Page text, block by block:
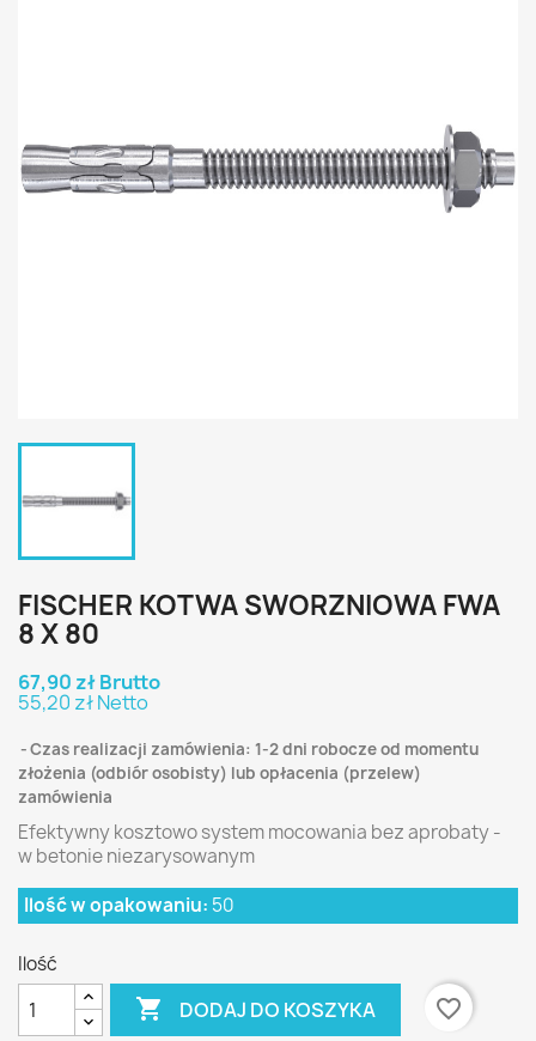
FISCHER KOTWA SWORZNIOWA FWA
8 X 80
67,90 zł Brutto
55,20 zł Netto
Czas realizacji zamówienia: 1-2 dni robocze od momentu
złożenia (odbiór osobisty) lub opłacenia (przelew)
zamówienia
Efektywny kosztowo system mocowania bez aprobaty -
w betonie niezarysowanym
Ilość w opakowaniu: 50
Ilość
 DODAJ DO KOSZYKA
favorite_border